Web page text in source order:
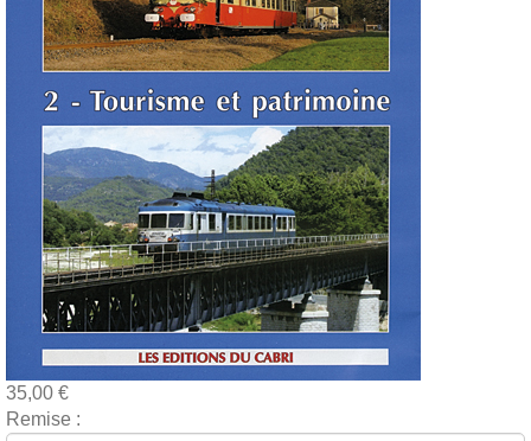
35,00 €
Remise :